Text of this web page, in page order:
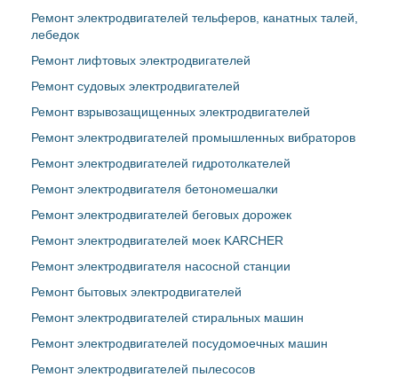
Ремонт электродвигателей тельферов, канатных талей,
лебедок
Ремонт лифтовых электродвигателей
Ремонт судовых электродвигателей
Ремонт взрывозащищенных электродвигателей
Ремонт электродвигателей промышленных вибраторов
Ремонт электродвигателей гидротолкателей
Ремонт электродвигателя бетономешалки
Ремонт электродвигателей беговых дорожек
Ремонт электродвигателей моек KARCHER
Ремонт электродвигателя насосной станции
Ремонт бытовых электродвигателей
Ремонт электродвигателей стиральных машин
Ремонт электродвигателей посудомоечных машин
Ремонт электродвигателей пылесосов